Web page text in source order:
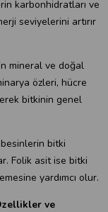
karbonhidratları ve
seviyelerini artırır
mineral ve doğal
özleri, hücre
bitkinin genel
bitki
Folik asit ise bitki
yardımcı olur.
ve